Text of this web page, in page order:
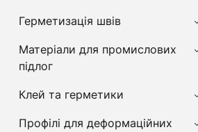
Герметизація швів
Матеріали для промислових
підлог
Клей та герметики
Профілі для деформаційних